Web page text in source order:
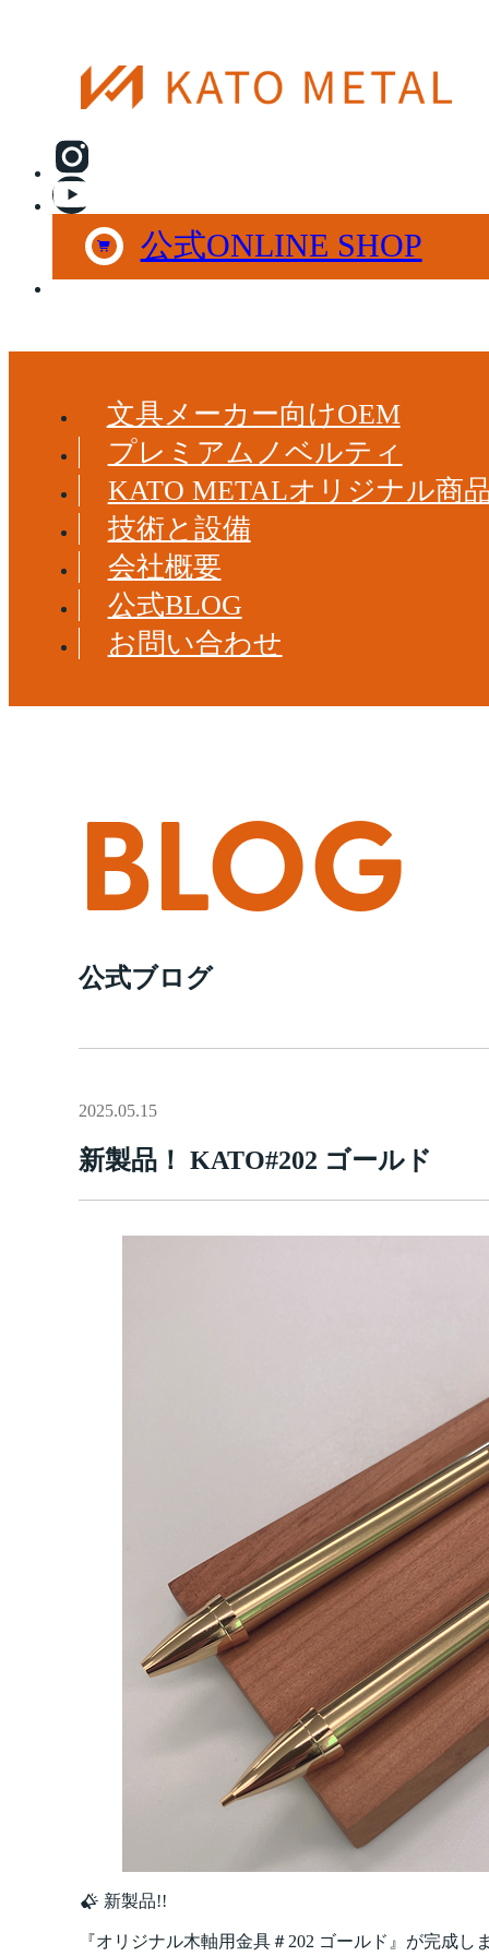
公式ONLINE SHOP
文具メーカー向けOEM
プレミアムノベルティ
KATO METALオリジナル商
技術と設備
会社概要
公式BLOG
お問い合わせ
BLOG
公式ブログ
2025.05.15
新製品！ KATO#202 ゴールド
新製品!!
『オリジナル木軸用金具＃202 ゴールド』が完成し